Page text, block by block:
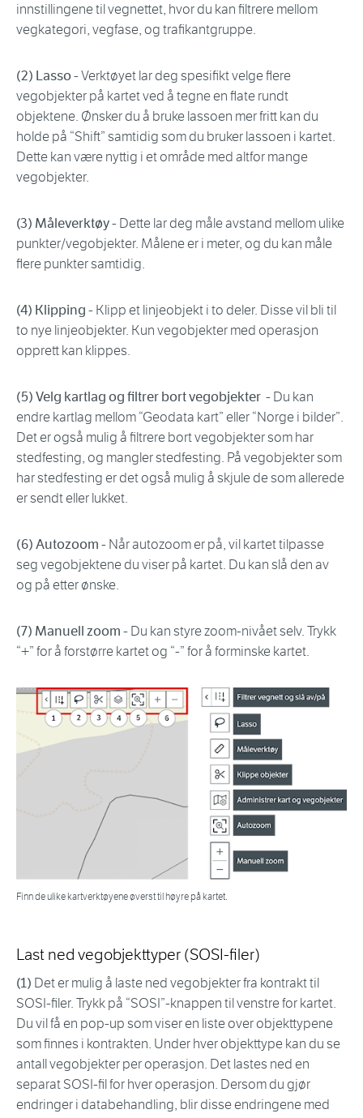
innstillingene til vegnettet, hvor du kan filtrere mellom
vegkategori, vegfase, og trafikantgruppe.
(2) Lasso- Verktøyet lar deg spesifikt velge flere
vegobjekter på kartet ved å tegne en flate rundt
objektene. Ønsker du å bruke lassoen mer fritt kan du
holde på “Shift” samtidig som du bruker lassoen i kartet.
Dette kan være nyttig i et område med altfor mange
vegobjekter.
(3) Måleverktøy - Dette lar deg måle avstand mellom ulike
punkter/vegobjekter. Målene er i meter, og du kan måle
flere punkter samtidig.
(4) Klipping- Klipp et linjeobjekt i to deler. Disse vil bli til
to nye linjeobjekter. Kun vegobjekter med operasjon
opprett kan klippes.
(5) Velg kartlag og filtrer bort vegobjekter - Du kan
endre kartlag mellom “Geodata kart” eller “Norge i bilder”.
Det er også mulig å filtrere bort vegobjekter som har
stedfesting, og mangler stedfesting. På vegobjekter som
har stedfesting er det også mulig å skjule de som allerede
er sendt eller lukket.
(6) Autozoom- Når autozoom er på, vil kartet tilpasse
seg vegobjektene du viser på kartet. Du kan slå den av
og på etter ønske.
(7) Manuell zoom- Du kan styre zoom-nivået selv. Trykk
“+” for å forstørre kartet og “-” for å forminske kartet.
Finn de ulike kartverktøyene øverst til høyre på kartet.
Last ned vegobjekttyper (SOSI-filer)
(1) Det er mulig å laste ned vegobjekter fra kontrakt til
SOSI-filer. Trykk på “SOSI”-knappen til venstre for kartet.
Du vil få en pop-up som viser en liste over objekttypene
som finnes i kontrakten. Under hver objekttype kan du se
antall vegobjekter per operasjon. Det lastes ned en
separat SOSI-fil for hver operasjon. Dersom du gjør
endringer i databehandling, blir disse endringene med